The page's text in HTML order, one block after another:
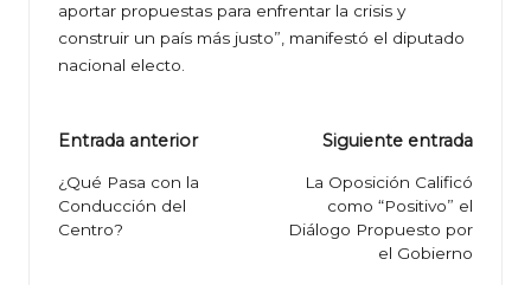
aportar propuestas para enfrentar la crisis y
construir un país más justo”, manifestó el diputado
nacional electo.
Navegación
de
entradas
Entrada anterior
¿Qué Pasa con la
Conducción del
Centro?
Siguiente entrada
La Oposición Calificó
como “Positivo” el
Diálogo Propuesto por
el Gobierno